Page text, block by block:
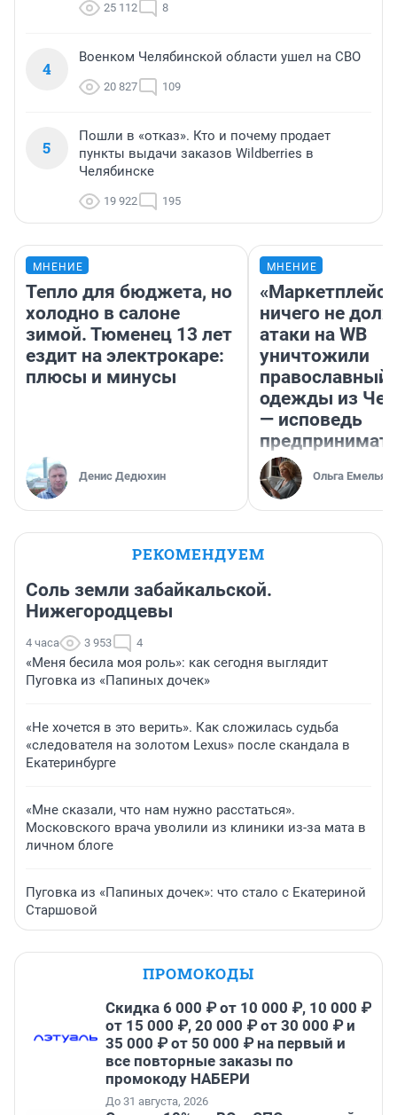
25 112 8
4
Военком Челябинской области ушел на СВО
20 827 109
5
Пошли в «отказ». Кто и почему продает
пункты выдачи заказов Wildberries в
Челябинске
19 922 195
МНЕНИЕ
Тепло для бюджета, но
холодно в салоне
зимой. Тюменец 13 лет
ездит на электрокаре:
плюсы и минусы
Денис Дедюхин
МНЕНИЕ
«Маркетплейс
ничего не
атаки на WB
уничтожили
православный
одежды из
— исповедь
Ольга
РЕКОМЕНДУЕМ
Соль земли забайкальской.
Нижегородцевы
4 часа 3 953 4
«Меня бесила моя роль»: как сегодня выглядит
Пуговка из «Папиных дочек»
«Не хочется в это верить». Как сложилась судьба
«следователя на золотом Lexus» после скандала в
Екатеринбурге
«Мне сказали, что нам нужно расстаться».
Московского врача уволили из клиники из-за мата в
личном блоге
Пуговка из «Папиных дочек»: что стало с Екатериной
Старшовой
ПРОМОКОДЫ
Скидка 6 000 ₽ от 10 000 ₽, 10 000 ₽
от 15 000 ₽, 20 000 ₽ от 30 000 ₽ и
35 000 ₽ от 50 000 ₽ на первый и
все повторные заказы по
промокоду НАБЕРИ
До 31 августа, 2026